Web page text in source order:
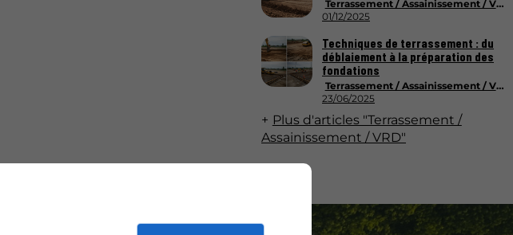
Terrassement / Assainissement / VRD
01/12/2025
Terrassement / Assainissement / VRD
23/06/2025
Techniques de terrassement : du
déblaiement à la préparation des
fondations
Plus d'articles "Terrassement /
Assainissement / VRD"